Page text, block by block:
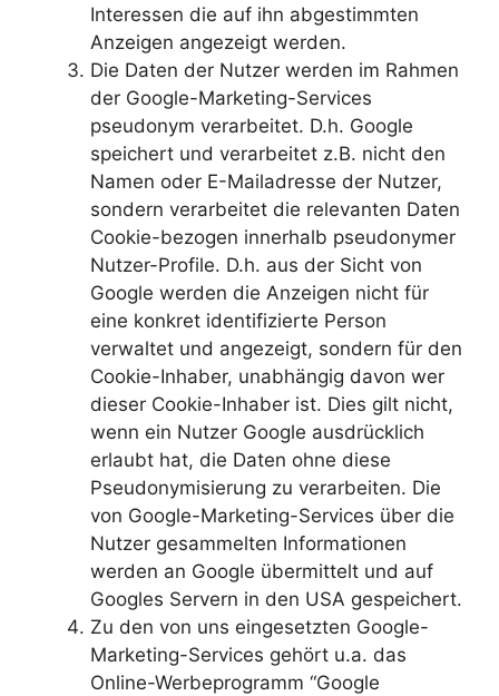
Interessen die auf ihn abgestimmten
Anzeigen angezeigt werden.
Die Daten der Nutzer werden im Rahmen
der Google-Marketing-Services
pseudonym verarbeitet. D.h. Google
speichert und verarbeitet z.B. nicht den
Namen oder E-Mailadresse der Nutzer,
sondern verarbeitet die relevanten Daten
Cookie-bezogen innerhalb pseudonymer
Nutzer-Profile. D.h. aus der Sicht von
Google werden die Anzeigen nicht für
eine konkret identifizierte Person
verwaltet und angezeigt, sondern für den
Cookie-Inhaber, unabhängig davon wer
dieser Cookie-Inhaber ist. Dies gilt nicht,
wenn ein Nutzer Google ausdrücklich
erlaubt hat, die Daten ohne diese
Pseudonymisierung zu verarbeiten. Die
von Google-Marketing-Services über die
Nutzer gesammelten Informationen
werden an Google übermittelt und auf
Googles Servern in den USA gespeichert.
Zu den von uns eingesetzten Google-
Marketing-Services gehört u.a. das
Online-Werbeprogramm “Google